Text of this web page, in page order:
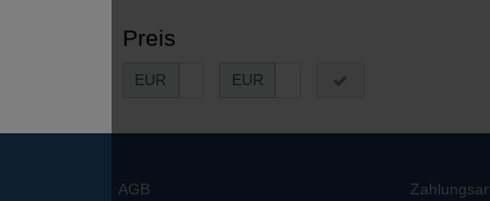
Preis
EUR EUR
AGB